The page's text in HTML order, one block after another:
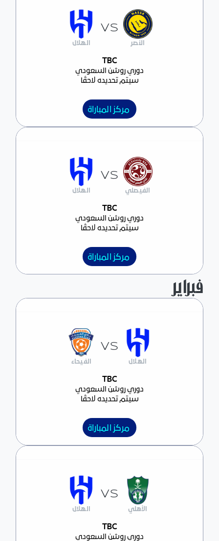
مركز المباراةTBC
دوري روشن السعودي
سيتم تحديده لاحقًا
النصر
VS
الهلال
مركز المباراة
مركز المباراةTBC
دوري روشن السعودي
سيتم تحديده لاحقًا
الفيصلي
VS
الهلال
مركز المباراة
فبراير
مركز المباراةTBC
دوري روشن السعودي
سيتم تحديده لاحقًا
الهلال
VS
الفيحاء
مركز المباراة
مركز المباراةTBC
دوري روشن السعودي
الأهلي
VS
الهلال